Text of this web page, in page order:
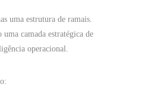
uma estrutura de ramais.
camada estratégica de
operacional.